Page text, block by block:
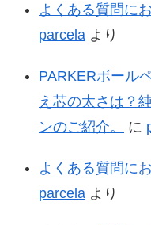
よくある質問に
parcela より
PARKERボール
え芯の太さは？
ンのご紹介。
に
よくある質問に
parcela より